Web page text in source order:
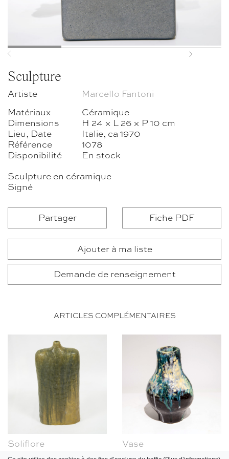
Previous Next
Sculpture
Artiste
Marcello Fantoni
Matériaux
Céramique
Dimensions
H 24 × L 26 × P 10 cm
Lieu, Date
Italie, ca 1970
Référence
1078
Disponibilité
En stock
Sculpture en céramique
Signé
Partager Fiche PDF
Ajouter à ma liste
Demande de renseignement
ARTICLES COMPLÉMENTAIRES
Soliflore
Marcello Fantoni, ca 1960
Vase
Marcello Fantoni, ca 1960